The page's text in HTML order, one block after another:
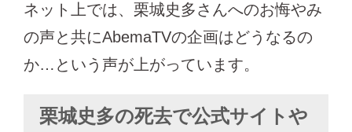
ネット上では、栗城史多さんへのお悔やみ
の声と共にAbemaTVの企画はどうなるの
か…という声が上がっています。
栗城史多の死去で公式サイトや